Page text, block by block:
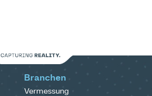
Branchen
Vermessung